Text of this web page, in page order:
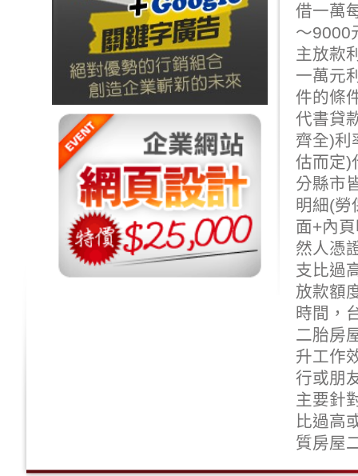
借一萬
～9000
主放款
一萬元
件的條
代書貸
齊全)利
估而定)
分縣市
明細(勞
面+內
然人憑
支比過
放款額
時間，
二胎房
升工作
行或朋
主要針
比過高
質房屋